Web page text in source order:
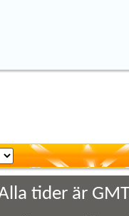
tider är